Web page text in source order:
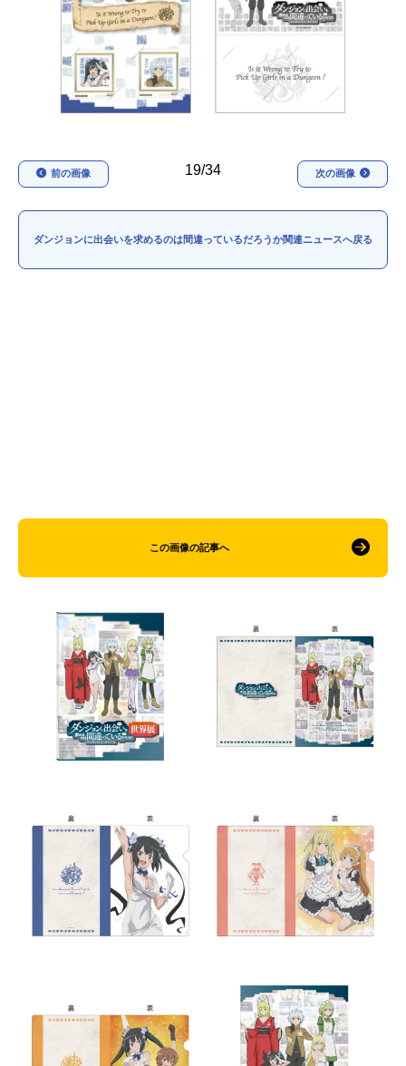
男性声優/女性声優一覧
FOLLOW US
19/34
前の画像 次の画像
ダンジョンに出会いを求めるのは間違っているだろうか関連ニュースへ戻る
この画像の記事へ